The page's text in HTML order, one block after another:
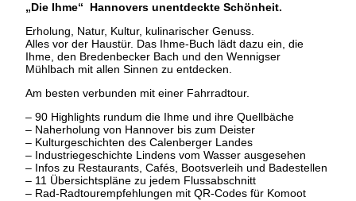
„Die Ihme“ Hannovers unentdeckte Schönheit.
Erholung, Natur, Kultur, kulinarischer Genuss.
Alles vor der Haustür. Das Ihme-Buch lädt dazu ein, die
Ihme, den Bredenbecker Bach und den Wennigser
Mühlbach mit allen Sinnen zu entdecken.
Am besten verbunden mit einer Fahrradtour.
– 90 Highlights rundum die Ihme und ihre Quellbäche
– Naherholung von Hannover bis zum Deister
– Kulturgeschichten des Calenberger Landes
– Industriegeschichte Lindens vom Wasser ausgesehen
– Infos zu Restaurants, Cafés, Bootsverleih und Badestellen
– 11 Übersichtspläne zu jedem Flussabschnitt
– Rad-Radtourempfehlungen mit QR-Codes für Komoot